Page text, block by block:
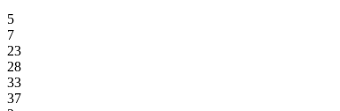
5
7
23
28
33
37